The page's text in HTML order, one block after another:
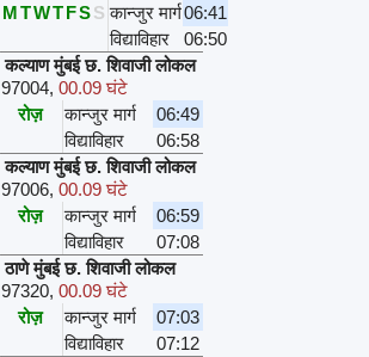
MTWT FS S कान्जुर मार्ग06:41
विद्याविहार
06:50
कल्याण मुंबई छ. शिवाजी लोकल
97004, 00.09 घंटे
रोज़
कान्जुर मार्ग
06:49
विद्याविहार
06:58
कल्याण मुंबई छ. शिवाजी लोकल
97006, 00.09 घंटे
रोज़
कान्जुर मार्ग
06:59
विद्याविहार
07:08
ठाणे मुंबई छ. शिवाजी लोकल
97320, 00.09 घंटे
रोज़
कान्जुर मार्ग
07:03
विद्याविहार
07:12